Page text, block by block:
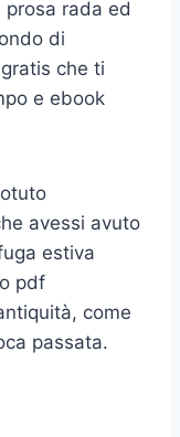
rada ed
di
che ti
e ebook
avessi avuto
estiva
pdf
come
passata.